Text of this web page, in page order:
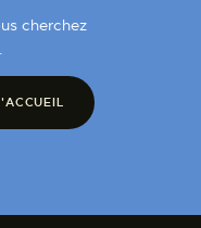
cherchez